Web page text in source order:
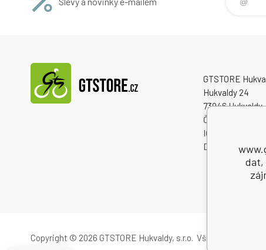
GTSTORE
Hukvaldy 24
73946 Hukvaldy
Česká republika
IČO: 22259848
DIČ:
Copyright © 2026 GTSTORE Hukvaldy, s.r.o. Všechna práva
dat,